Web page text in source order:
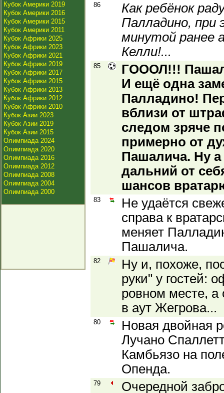
Кубок Америки 2019
Кубок Америки 2016
Кубок Америки 2015
Кубок Америки 2011
Кубок Африки 2025
Кубок Африки 2023
Кубок Африки 2021
Кубок Африки 2019
Кубок Африки 2017
Кубок Африки 2015
Кубок Африки 2013
Кубок Африки 2012
Кубок Африки 2010
Кубок Азии 2023
Кубок Азии 2019
Кубок Азии 2015
Олимпиада 2024
Олимпиада 2020
Олимпиада 2016
Олимпиада 2012
Олимпиада 2008
Олимпиада 2004
Олимпиада 2000
86
Как ребёнок
Палладино, при
минутой ранее
Келли!...
85
ГОООЛ!!!
И ещё одна
Палладино!
вблизи от
следом зряче
примерно от
Пашалича. Ну а
дальний от
шансов
83
Не удаётся
справа к
меняет
Пашалича.
82
Ну и, похоже,
руки" у гостей:
ровном месте, а
в аут Жегрова...
80
Новая двойная
Лучано
Камбьязо на
Опенда.
79
Очередной